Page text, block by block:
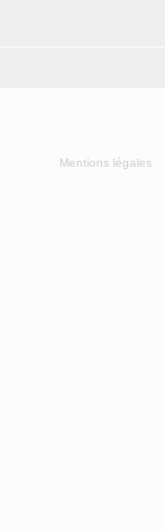
Mentions légales